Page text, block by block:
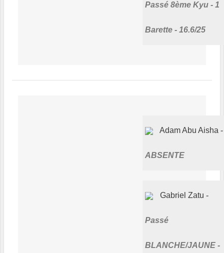
Passé 8ème Kyu - 1
Barette - 16.6/25
Adam Abu Aisha
ABSENTE
Gabriel Zatu
Passé
BLANCHE/JAUNE -